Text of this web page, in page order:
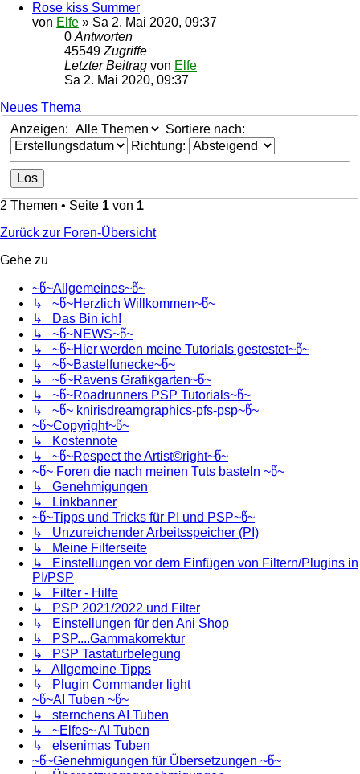
Rose kiss Summer
von Elfe » Sa 2. Mai 2020, 09:37
0 Antworten
45549 Zugriffe
Letzter Beitrag von Elfe
Sa 2. Mai 2020, 09:37
Neues Thema
Anzeigen:
Sortiere nach:
Richtung:
2 Themen • Seite 1 von 1
Zurück zur Foren-Übersicht
Gehe zu
~წ~Allgemeines~წ~
↳ ~წ~Herzlich Willkommen~წ~
↳ Das Bin ich!
↳ ~წ~NEWS~წ~
↳ ~წ~Hier werden meine Tutorials gestestet~წ~
↳ ~წ~Bastelfunecke~წ~
↳ ~წ~Ravens Grafikgarten~წ~
↳ ~წ~Roadrunners PSP Tutorials~წ~
↳ ~წ~ knirisdreamgraphics-pfs-psp~წ~
~წ~Copyright~წ~
↳ Kostennote
↳ ~წ~Respect the Artist©right~წ~
~წ~ Foren die nach meinen Tuts basteln ~წ~
↳ Genehmigungen
↳ Linkbanner
~წ~Tipps und Tricks für PI und PSP~წ~
↳ Unzureichender Arbeitsspeicher (PI)
↳ Meine Filterseite
↳ Einstellungen vor dem Einfügen von Filtern/Plugins in
PI/PSP
↳ Filter - Hilfe
↳ PSP 2021/2022 und Filter
↳ Einstellungen für den Ani Shop
↳ PSP....Gammakorrektur
↳ PSP Tastaturbelegung
↳ Allgemeine Tipps
↳ Plugin Commander light
~წ~AI Tuben ~წ~
↳ sternchens AI Tuben
↳ ~Elfes~ AI Tuben
↳ elsenimas Tuben
~წ~Genehmigungen für Übersetzungen ~წ~